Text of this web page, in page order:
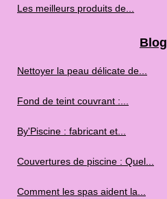
Les meilleurs produits de...
Blog
Nettoyer la peau délicate de...
Fond de teint couvrant :...
By'Piscine : fabricant et...
Couvertures de piscine : Quel...
Comment les spas aident la...